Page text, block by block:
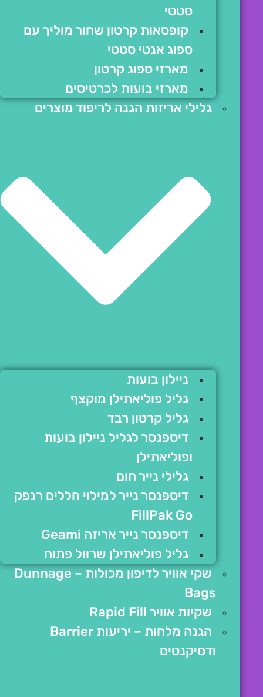
סטטי
קופסאות קרטון שחור מוליך עם
ספוג אנטי סטטי
מארזי ספוג קרטון
מארזי בועות לכרטיסים
גלילי אריזות הגנה לריפוד מוצרים
ניילון בועות
גליל פוליאתילן מוקצף
גליל קרטון רבד
דיספנסר לגליל ניילון בועות
ופוליאתילן
גלילי נייר חום
דיספנסר נייר למילוי חללים רנפק
FillPak Go
דיספנסר נייר אריזה Geami
גליל פוליאתילן שרוול פתוח
שקי אוויר לדיפון מכולות – Dunnage
Bags
שקיות אוויר Rapid Fill
הגנה מלחות – יריעות Barrier
ודסיקנטים